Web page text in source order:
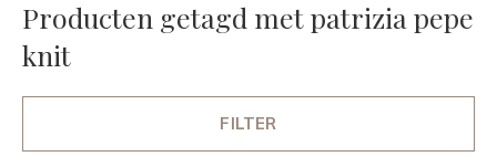
Producten getagd met patrizia pepe
knit
FILTER